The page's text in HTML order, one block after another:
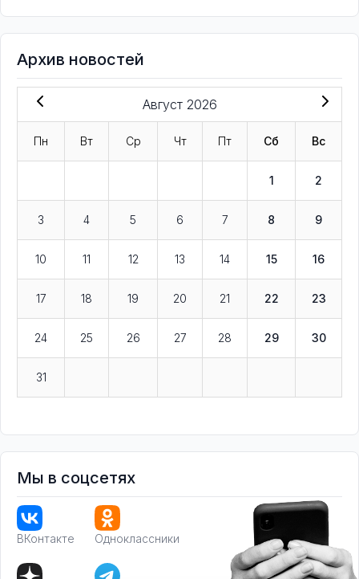
Архив новостей
Август 2026
Пн Вт Ср Чт Пт Сб Вс
1 2
3 4 5 6 7 8 9
10 11 12 13 14 15 16
17 18 19 20 21 22 23
24 25 26 27 28 29 30
31
Мы в соцсетях
ВКонтакте Одноклассники